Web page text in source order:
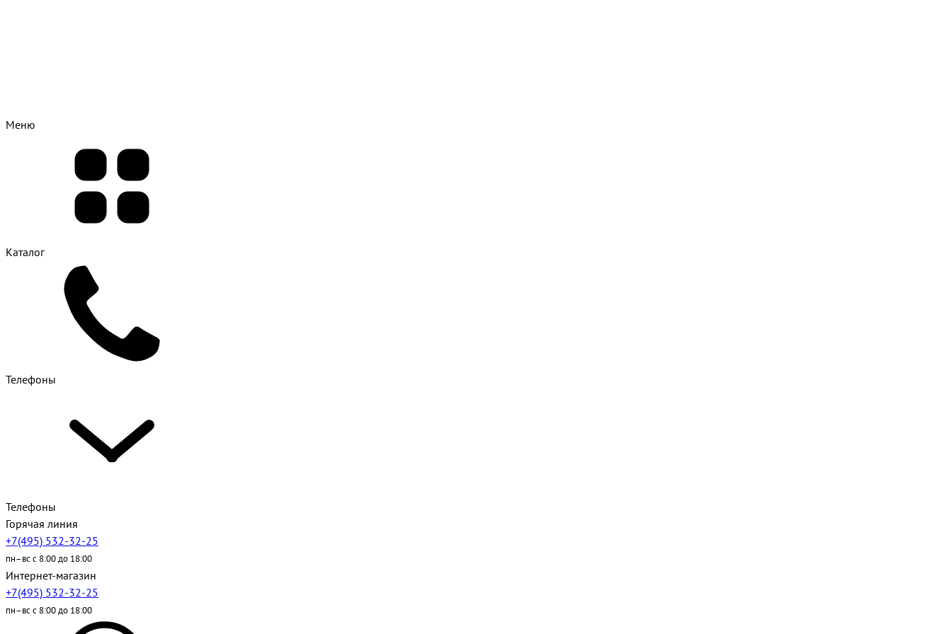
Меню
Каталог
Телефоны
Телефоны
Горячая линия
+7(495) 532-32-25
пн–вс с 8:00 до 18:00
Интернет-магазин
+7(495) 532-32-25
пн–вс с 8:00 до 18:00